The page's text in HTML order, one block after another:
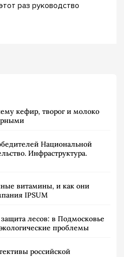
раз руководство
кефир, творог и молоко
Национальной
Инфраструктура.
витамины, и как они
IPSUM
лесов: в Подмосковье
проблемы
российской